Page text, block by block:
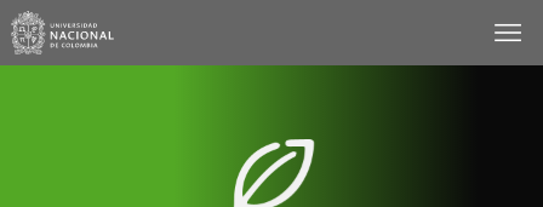
Saltar
contenido